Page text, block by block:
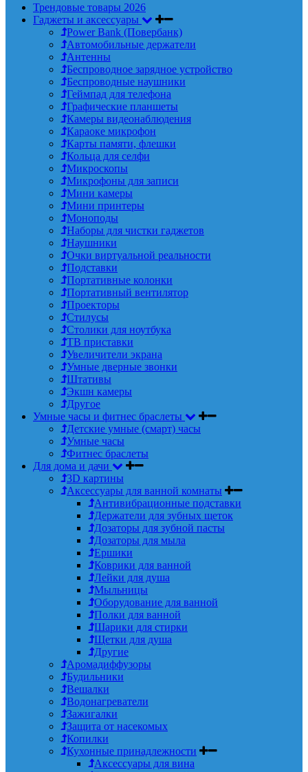
Трендовые товары 2026
Гаджеты и аксессуары
Power Bank (Повербанк)
Автомобильные держатели
Антенны
Беспроводное зарядное устройство
Беспроводные наушники
Геймпад для телефона
Графические планшеты
Камеры видеонаблюдения
Караоке микрофон
Карты памяти, флешки
Кольца для селфи
Микроскопы
Микрофоны для записи
Мини камеры
Мини принтеры
Моноподы
Наборы для чистки гаджетов
Наушники
Очки виртуальной реальности
Подставки
Портативные колонки
Портативный вентилятор
Проекторы
Стилусы
Столики для ноутбука
ТВ приставки
Увеличители экрана
Умные дверные звонки
Штативы
Экшн камеры
Другое
Умные часы и фитнес браслеты
Детские умные (смарт) часы
Умные часы
Фитнес браслеты
Для дома и дачи
3D картины
Аксессуары для ванной комнаты
Антивибрационные подставки
Держатели для зубных щеток
Дозаторы для зубной пасты
Дозаторы для мыла
Ершики
Коврики для ванной
Лейки для душа
Мыльницы
Оборудование для ванной
Полки для ванной
Шарики для стирки
Щетки для душа
Другие
Аромадиффузоры
Будильники
Вешалки
Водонагреватели
Зажигалки
Защита от насекомых
Копилки
Кухонные принадлежности
Аксессуары для вина